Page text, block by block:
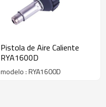
Pistola de Aire Caliente
RYA1600D
modelo : RYA1600D